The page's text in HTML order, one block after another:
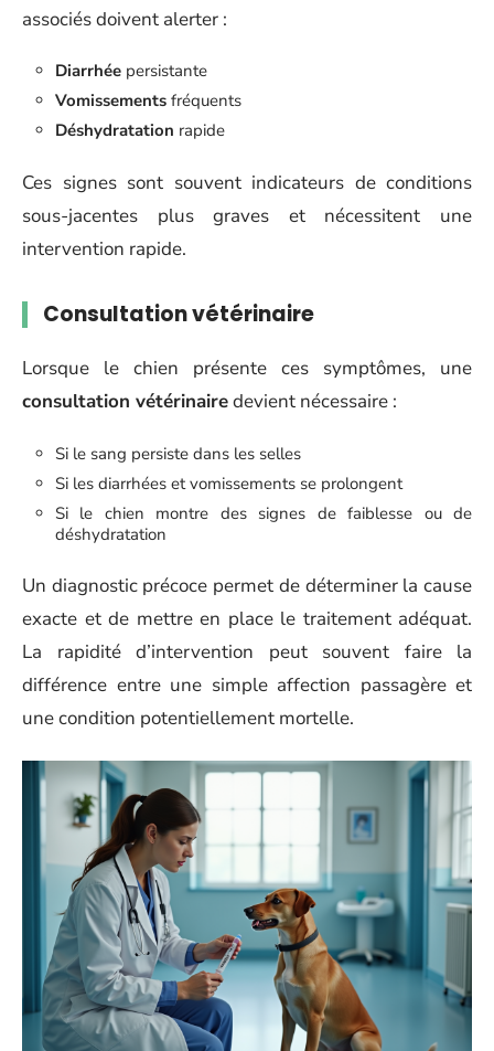
associés doivent alerter :
Diarrhée persistante
Vomissements fréquents
Déshydratation rapide
Ces signes sont souvent indicateurs de conditions
sous-jacentes plus graves et nécessitent une
intervention rapide.
Consultation vétérinaire
Lorsque le chien présente ces symptômes, une
consultation vétérinairedevient nécessaire :
Si le sang persiste dans les selles
Si les diarrhées et vomissements se prolongent
Si le chien montre des signes de faiblesse ou de
déshydratation
Un diagnostic précoce permet de déterminer la cause
exacte et de mettre en place le traitement adéquat.
La rapidité d’intervention peut souvent faire la
différence entre une simple affection passagère et
une condition potentiellement mortelle.